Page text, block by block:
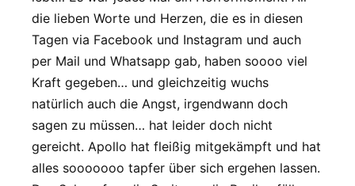
die lieben Worte und Herzen, die es in diesen
Tagen via Facebook und Instagram und auch
per Mail und Whatsapp gab, haben soooo viel
Kraft gegeben… und gleichzeitig wuchs
natürlich auch die Angst, irgendwann doch
sagen zu müssen… hat leider doch nicht
gereicht. Apollo hat fleißig mitgekämpft und hat
alles sooooooo tapfer über sich ergehen lassen.